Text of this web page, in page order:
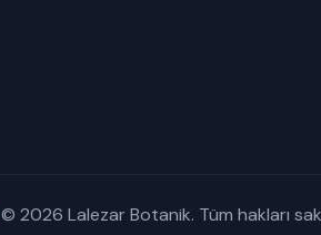
© 2026 Lalezar Botanik. Tüm hakları